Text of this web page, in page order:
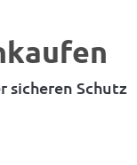
sicheren Schutz